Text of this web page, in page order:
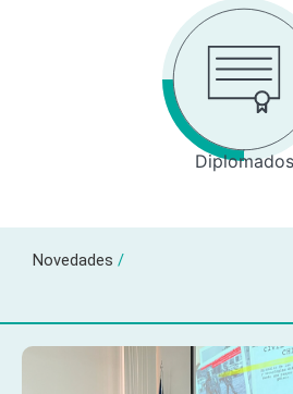
Diplomados
Novedades /